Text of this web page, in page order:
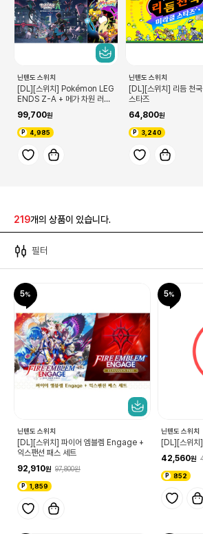
닌텐도 스위치
[DL][스위치] Pokémon LEG
ENDS Z-A + 메가 차원 러시
99,700
4,985
닌텐도 스위치
[DL][스위치] 리듬 천
스타즈
64,800
3,240
219개의 상품이 있습니다.
필터
5
닌텐도 스위치
[DL][스위치] 파이어 엠블렘 Engage +
익스팬션 패스 세트
92,910
97,800
1,859
5
닌텐도 스위치
[DL][스위치
42,560
852